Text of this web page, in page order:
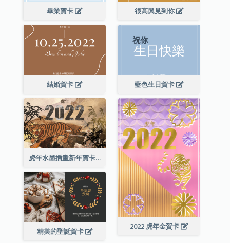
畢業賀卡 很高興見到你
結婚賀卡 藍色生日賀卡
虎年水墨插畫新年賀卡
2022 虎年金賀卡
精美的聖誕賀卡